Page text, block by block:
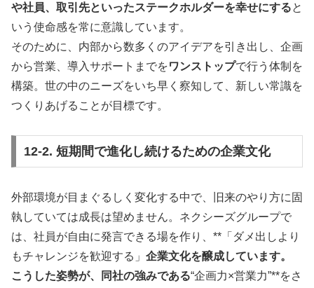
や社員、取引先といったステークホルダーを幸せにすると
いう使命感を常に意識しています。
そのために、内部から数多くのアイデアを引き出し、企画
から営業、導入サポートまでをワンストップで行う体制を
構築。世の中のニーズをいち早く察知して、新しい常識を
つくりあげることが目標です。
12-2. 短期間で進化し続けるための企業文化
外部環境が目まぐるしく変化する中で、旧来のやり方に固
執していては成長は望めません。ネクシーズグループで
は、社員が自由に発言できる場を作り、**「ダメ出しより
もチャレンジを歓迎する」 企業文化を醸成しています。
こうした姿勢が、同社の強みである“企画力×営業力”**をさ